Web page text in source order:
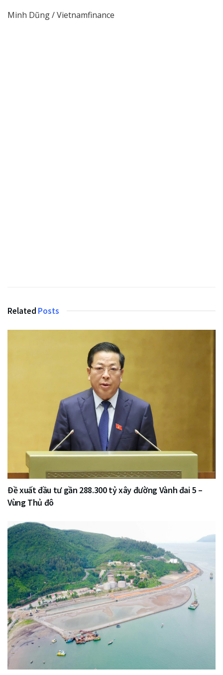
Minh Dũng / Vietnamfinance
Related Posts
Đề xuất đầu tư gần 288.300 tỷ xây đường Vành đai 5 –
Vùng Thủ đô